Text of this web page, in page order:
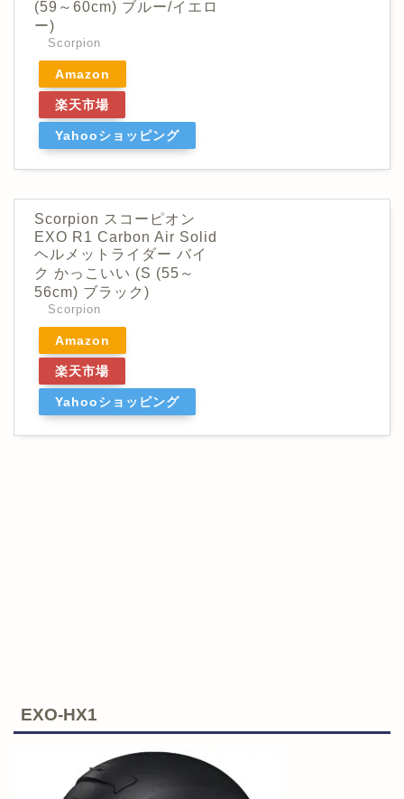
(59～60cm) ブルー/イエロ
ー)
Scorpion
Amazon
楽天市場
Yahooショッピング
Scorpion スコーピオン
EXO R1 Carbon Air Solid
ヘルメットライダー バイ
ク かっこいい (S (55～
56cm) ブラック)
Scorpion
Amazon
楽天市場
Yahooショッピング
EXO-HX1